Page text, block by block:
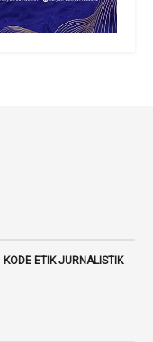
KODE ETIK JURNALISTIK